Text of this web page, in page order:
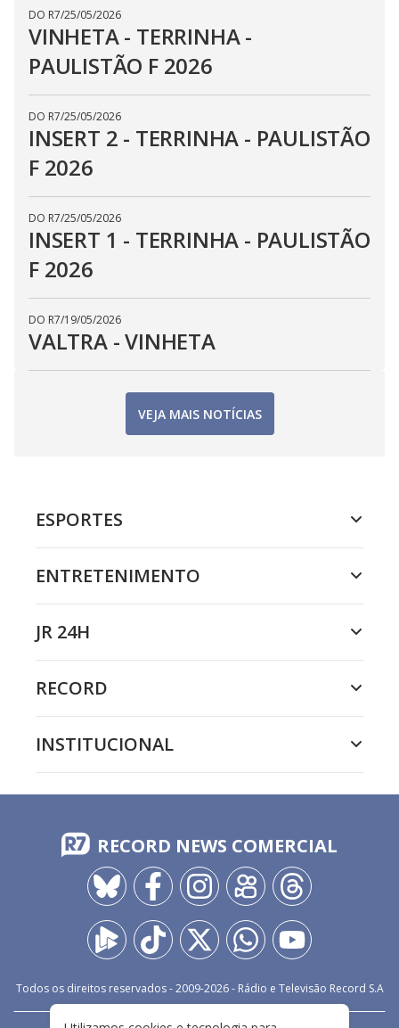
DO R7/25/05/2026
VINHETA - TERRINHA -
PAULISTÃO F 2026
DO R7/25/05/2026
INSERT 2 - TERRINHA - PAULISTÃO
F 2026
DO R7/25/05/2026
INSERT 1 - TERRINHA - PAULISTÃO
F 2026
DO R7/19/05/2026
VALTRA - VINHETA
VEJA MAIS NOTÍCIAS
ESPORTES
ENTRETENIMENTO
JR 24H
RECORD
INSTITUCIONAL
RECORD NEWS COMERCIAL
Todos os direitos reservados - 2009-2026- Rádio e Televisão Record S.A